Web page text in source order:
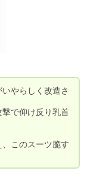
やらしく改造さ
で仰け反り乳首
このスーツ脆す